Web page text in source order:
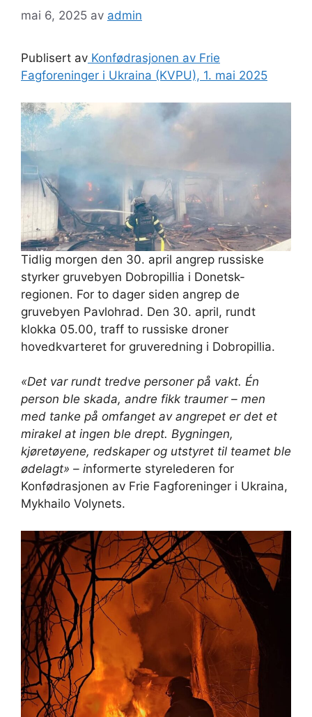
mai 6, 2025 av admin
Publisert av Konfødrasjonen av Frie
Fagforeninger i Ukraina (KVPU), 1. mai 2025
Tidlig morgen den 30. april angrep russiske
styrker gruvebyen Dobropillia i Donetsk-
regionen. For to dager siden angrep de
gruvebyen Pavlohrad. Den 30. april, rundt
klokka 05.00, traff to russiske droner
hovedkvarteret for gruveredning i Dobropillia.
«Det var rundt tredve personer på vakt. Én
person ble skada, andre fikk traumer – men
med tanke på omfanget av angrepet er det et
mirakel at ingen ble drept. Bygningen,
kjøretøyene, redskaper og utstyret til teamet ble
ødelagt» – informerte styrelederen for
Konfødrasjonen av Frie Fagforeninger i Ukraina,
Mykhailo Volynets.